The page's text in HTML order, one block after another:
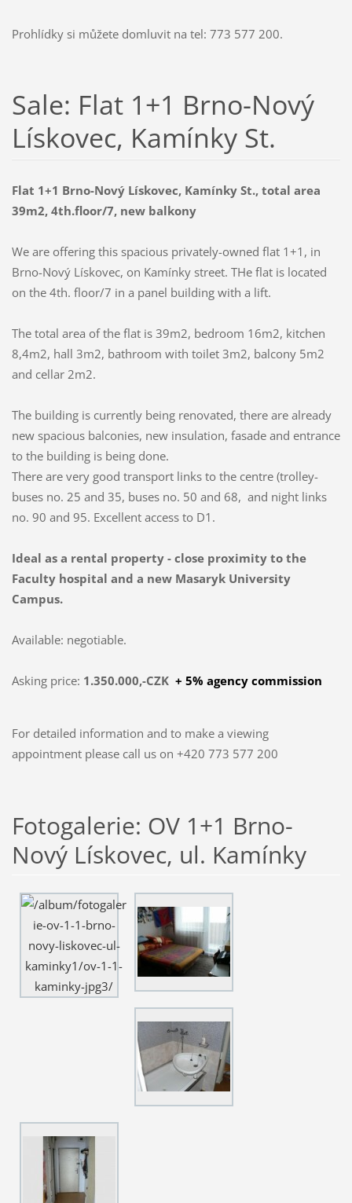
Prohlídky si můžete domluvit na tel: 773 577 200.
Sale: Flat 1+1 Brno-Nový
Lískovec, Kamínky St.
Flat 1+1 Brno-Nový Lískovec, Kamínky St., total area
39m2, 4th.floor/7, new balkony
We are offering this spacious privately-owned flat 1+1, in
Brno-Nový Lískovec, on Kamínky street. THe flat is located
on the 4th. floor/7 in a panel building with a lift.
The total area of the flat is 39m2, bedroom 16m2, kitchen
8,4m2, hall 3m2, bathroom with toilet 3m2, balcony 5m2
and cellar 2m2.
The building is currently being renovated, there are already
new spacious balconies, new insulation, fasade and entrance
to the building is being done.
There are very good transport links to the centre (trolley-
buses no. 25 and 35, buses no. 50 and 68, and night links
no. 90 and 95. Excellent access to D1.
Ideal as a rental property - close proximity to the
Faculty hospital and a new Masaryk University
Campus.
Available: negotiable.
Asking price: 1.350.000,-CZK + 5% agency commission
For detailed information and to make a viewing
appointment please call us on +420 773 577 200
Fotogalerie: OV 1+1 Brno-
Nový Lískovec, ul. Kamínky